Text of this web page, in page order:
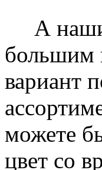
А наши
большим
вариант
можете
цвет со